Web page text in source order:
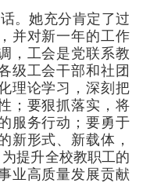
。她充分肯定了过
并对新一年的工作
，工会是党联系教
级工会干部和社团
理论学习，深刻把
；要狠抓落实，将
服务行动；要勇于
新形式、新载体，
提升全校教职工的
业高质量发展贡献